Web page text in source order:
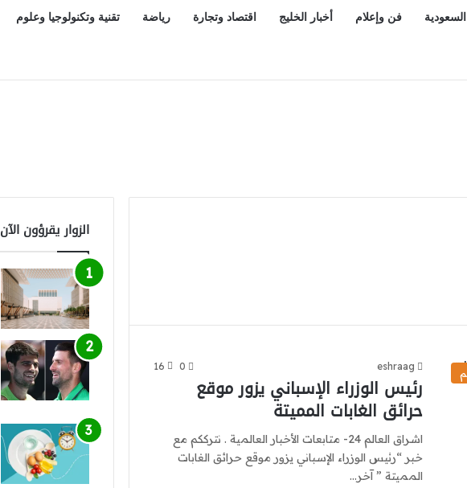
فن وإعلام أخبار الخليج اقتصاد وتجارة رياضة تقنية وتكنولوجيا وعلوم
eshraag
0
16
رئيس الوزراء الإسباني يزور موقع
حرائق الغابات المميتة
اشراق العالم 24- متابعات الأخبار العالمية . نترككم مع
خبر “رئيس الوزراء الإسباني يزور موقع حرائق الغابات
المميتة ” آخر…
الزوار يقرؤون الآن